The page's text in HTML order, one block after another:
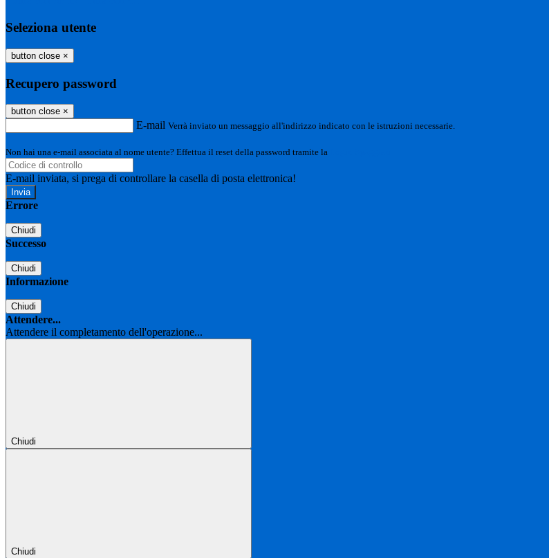
Seleziona utente
button close ×
Recupero password
button close ×
E-mail Verrà inviato un messaggio all'indirizzo indicato con le istruzioni necessarie.
Non hai una e-mail associata al nome utente? Effettua il reset della password tramite la
E-mail inviata, si prega di controllare la casella di posta elettronica!
Errore
Chiudi
Successo
Chiudi
Informazione
Chiudi
Attendere...
Attendere il completamento dell'operazione...
Chiudi
Chiudi